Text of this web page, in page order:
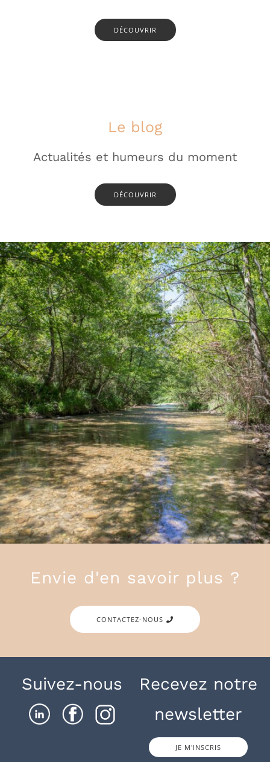
DÉCOUVRIR
Le blog
Actualités et humeurs du moment
DÉCOUVRIR
Envie d'en savoir plus ?
CONTACTEZ-NOUS
Suivez-nous
Recevez notre
newsletter
JE M'INSCRIS